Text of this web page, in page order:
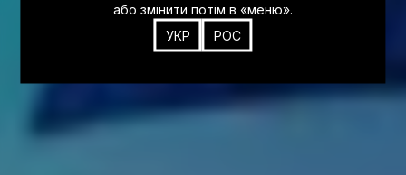
або змінити потім в «меню».
УКР
РОС